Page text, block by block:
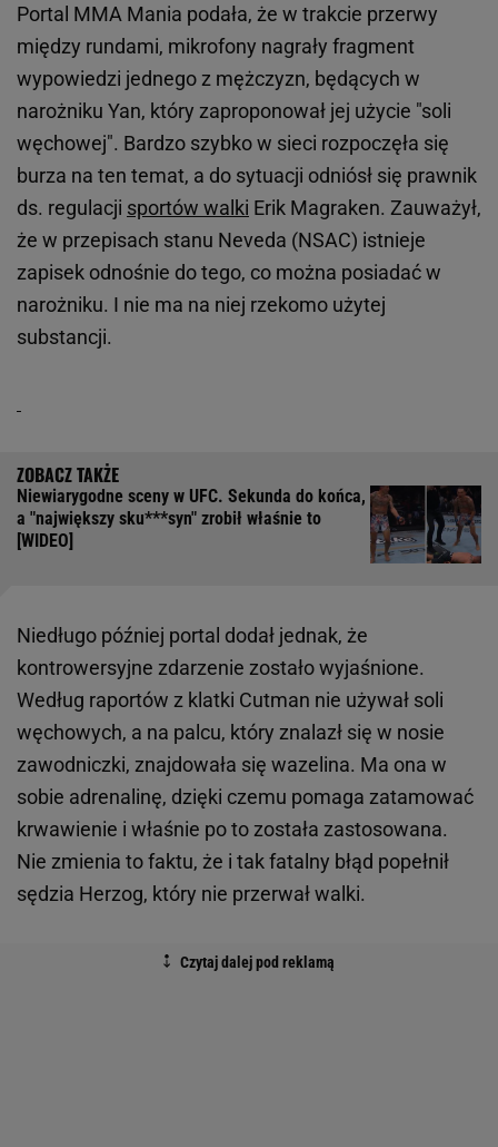
Portal MMA Mania podała, że w trakcie przerwy
między rundami, mikrofony nagrały fragment
wypowiedzi jednego z mężczyzn, będących w
narożniku Yan, który zaproponował jej użycie "soli
węchowej". Bardzo szybko w sieci rozpoczęła się
burza na ten temat, a do sytuacji odniósł się prawnik
ds. regulacji sportów walki Erik Magraken. Zauważył,
że w przepisach stanu Neveda (NSAC) istnieje
zapisek odnośnie do tego, co można posiadać w
narożniku. I nie ma na niej rzekomo użytej
substancji.
Niewiarygodne sceny w UFC. Sekunda do końca,
a "największy sku***syn" zrobił właśnie to
[WIDEO]
Niedługo później portal dodał jednak, że
kontrowersyjne zdarzenie zostało wyjaśnione.
Według raportów z klatki Cutman nie używał soli
węchowych, a na palcu, który znalazł się w nosie
zawodniczki, znajdowała się wazelina. Ma ona w
sobie adrenalinę, dzięki czemu pomaga zatamować
krwawienie i właśnie po to została zastosowana.
Nie zmienia to faktu, że i tak fatalny błąd popełnił
sędzia Herzog, który nie przerwał walki.